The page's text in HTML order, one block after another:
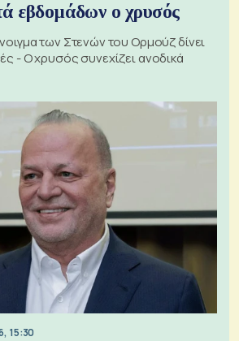
εβδομάδων ο χρυσός
των Στενών του Ορμούζ δίνει
- Ο χρυσός συνεχίζει ανοδικά
15:30